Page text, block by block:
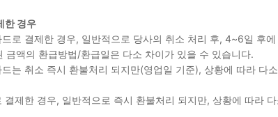
한 경우
로 결제한 경우, 일반적으로 당사의 취소 처리 후, 4~6일 후
금액의 환급방법/환급일은 다소 차이가 있을 수 있습니다.
는 취소 즉시 환불처리 되지만(영업일 기준), 상황에 따라 다
제한 경우, 일반적으로 즉시 환불처리 되지만, 상황에 따라